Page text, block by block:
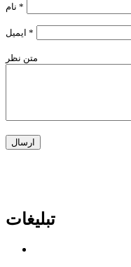
*
*
متن نظر
تبلیغات